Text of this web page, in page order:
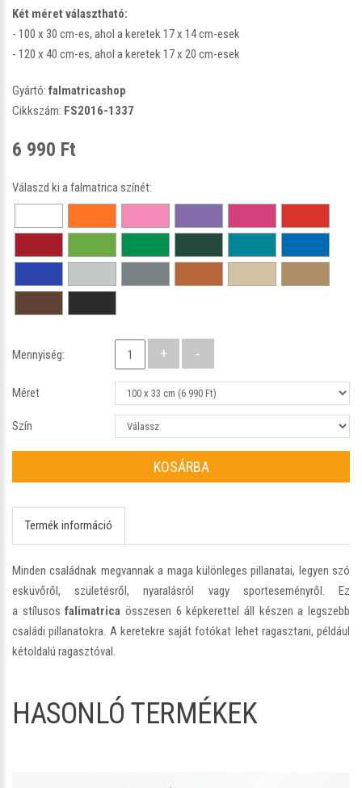
Két méret választható:
- 100 x 30 cm-es, ahol a keretek 17 x 14 cm-esek
- 120 x 40 cm-es, ahol a keretek 17 x 20 cm-esek
Gyártó: falmatricashop
Cikkszám: FS2016-1337
6 990 Ft
Válaszd ki a falmatrica színét:
Mennyiség:
Méret
Szín
KOSÁRBA
Termék információ
Minden családnak megvannak a maga különleges pillanatai, legyen szó
esküvőről, születésről, nyaralásról vagy sporteseményről. Ez
a stílusosfalimatrica összesen 6 képkerettel áll készen a legszebb
családi pillanatokra. A keretekre saját fotókat lehet ragasztani, például
kétoldalú ragasztóval.
HASONLÓ TERMÉKEK